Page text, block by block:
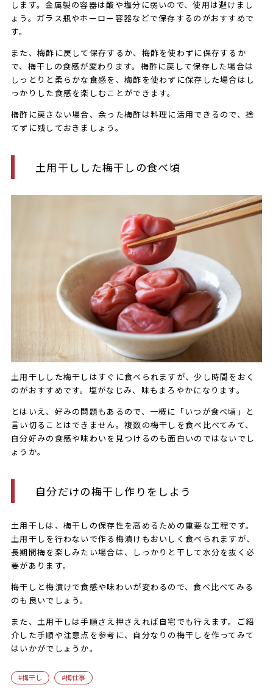
します。金属製の容器は酸や塩分に弱いので、使用は避けまし
ょう。ガラス瓶やホーロー容器などで保存するのがおすすめで
す。
また、梅酢に戻して保存するか、梅酢を使わずに保存するか
で、梅干しの食感が変わります。梅酢に戻して保存した場合は
しっとりと柔らかな食感を、梅酢を使わずに保存した場合はし
っかりした食感を楽しむことができます。
梅酢に戻さない場合、余った梅酢は料理に活用できるので、捨
てずに残しておきましょう。
土用干しした梅干しの食べ頃
土用干しした梅干しはすぐに食べられますが、少し時間をおく
のがおすすめです。塩がなじみ、味もまろやかになります。
とはいえ、好みの問題もあるので、一概に「いつが食べ頃」と
言い切ることはできません。複数の梅干しを食べ比べてみて、
自分好みの食感や味わいを見つけるのも面白いのではないでし
ょうか。
自分だけの梅干し作りをしよう
土用干しは、梅干しの保存性を高めるための重要な工程です。
土用干しを行わないで作る梅漬けもおいしく食べられますが、
長期間梅を楽しみたい場合は、しっかりと干して水分を抜く必
要があります。
梅干しと梅漬けで食感や味わいが変わるので、食べ比べてみる
のも良いでしょう。
また、土用干しは手順さえ押さえれば自宅でも行えます。ご紹
介した手順や注意点を参考に、自分なりの梅干しを作ってみて
はいかがでしょうか。
梅干し 梅仕事